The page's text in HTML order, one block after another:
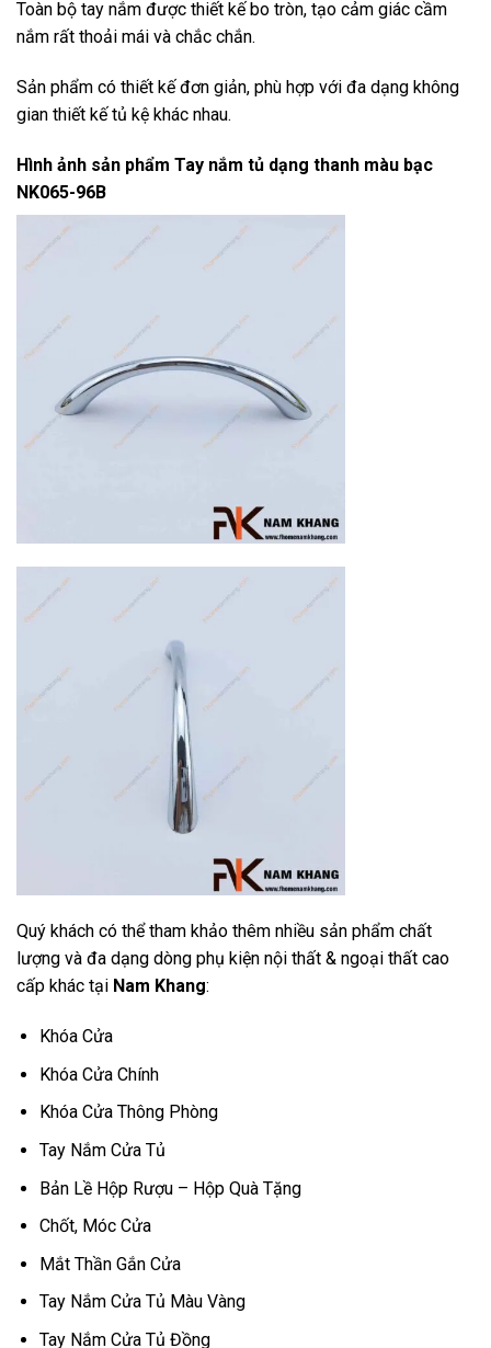
Toàn bộ tay nắm được thiết kế bo tròn, tạo cảm giác cầm
nắm rất thoải mái và chắc chắn.
Sản phẩm có thiết kế đơn giản, phù hợp với đa dạng không
gian thiết kế tủ kệ khác nhau.
Hình ảnh sản phẩm Tay nắm tủ dạng thanh màu bạc
NK065-96B
Quý khách có thể tham khảo thêm nhiều sản phẩm chất
lượng và đa dạng dòng phụ kiện nội thất & ngoại thất cao
cấp khác tại Nam Khang:
Khóa Cửa
Khóa Cửa Chính
Khóa Cửa Thông Phòng
Tay Nắm Cửa Tủ
Bản Lề Hộp Rượu – Hộp Quà Tặng
Chốt, Móc Cửa
Mắt Thần Gắn Cửa
Tay Nắm Cửa Tủ Màu Vàng
Tay Nắm Cửa Tủ Đồng